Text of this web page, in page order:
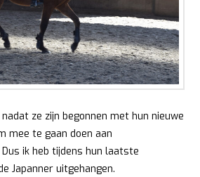
ze zijn begonnen met hun nieuwe
mee te gaan doen aan
ik heb tijdens hun laatste
Japanner uitgehangen.